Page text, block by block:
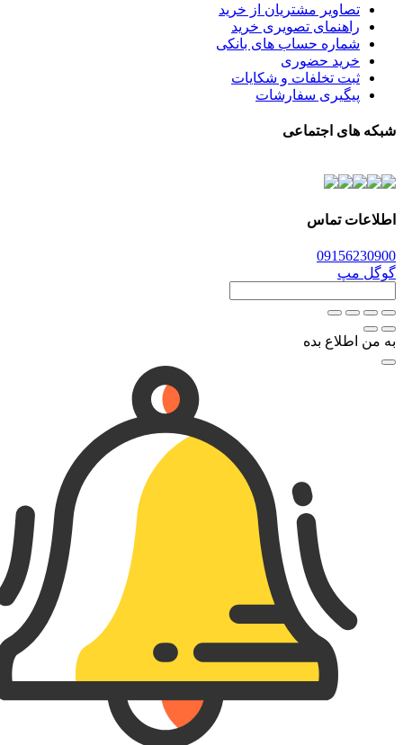
تصاویر مشتریان از خرید
راهنمای تصویری خرید
شماره حساب های بانکی
خرید حضوری
ثبت تخلفات و شکایات
پیگیری سفارشات
شبکه های اجتماعی
اطلاعات تماس
09156230900
گوگل مپ
به من اطلاع بده